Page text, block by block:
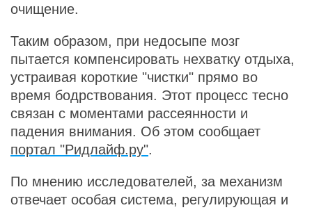
очищение.
Таким образом, при недосыпе мозг
пытается компенсировать нехватку отдыха,
устраивая короткие "чистки" прямо во
время бодрствования. Этот процесс тесно
связан с моментами рассеянности и
падения внимания. Об этом сообщает
портал "Ридлайф.ру".
По мнению исследователей, за механизм
отвечает особая система, регулирующая и